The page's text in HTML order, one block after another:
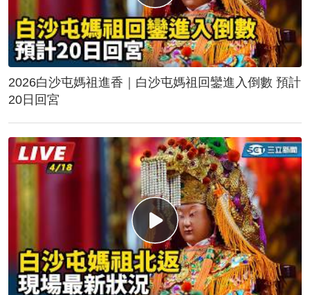
2026白沙屯媽祖進香｜白沙屯媽祖回鑾進入倒數 預計
20日回宮